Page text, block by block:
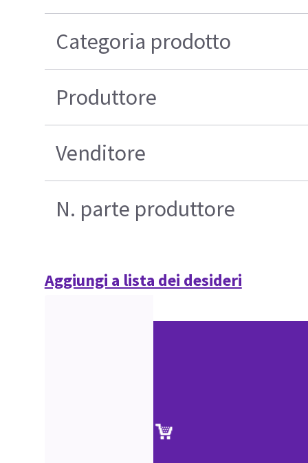
Categoria prodotto
Produttore
Venditore
N. parte produttore
Aggiungi a lista dei desideri